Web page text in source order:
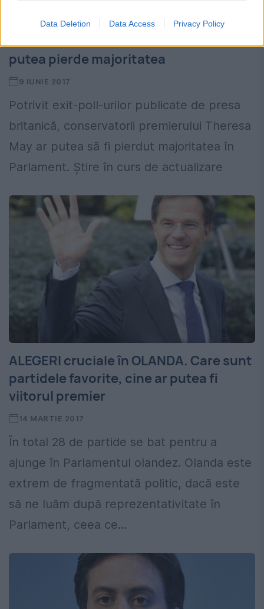
Data Deletion Data Access Privacy Policy
BREAKING NEWS. Exit-poll ALEGERI în
MAREA BRITANIE. Conservatorii ar
putea pierde majoritatea
9 IUNIE 2017
Potrivit exit-poll-urilor publicate de presa
britanică, conservatorii premierului Theresa
May ar putea să fi pierdut majoritatea în
Parlament. Știre în curs de actualizare
ALEGERI cruciale în OLANDA. Care sunt
partidele favorite, cine ar putea fi
viitorul premier
14 MARTIE 2017
În total 28 de partide se bat pentru a
ajunge în Parlamentul olandez. Olanda este
extrem de fragmentată politic, dacă este
să ne luăm după reprezentativitate în
Parlament, ceea ce...